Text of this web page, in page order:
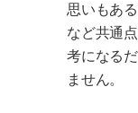
思いもあ
など共通
考になる
ません。